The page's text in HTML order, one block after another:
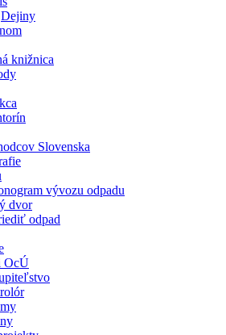
Dejiny
knižnica
Slovenska
vývozu odpadu
dvor
odpad
OcÚ